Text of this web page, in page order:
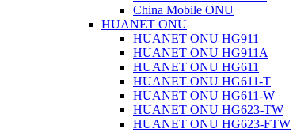
China Mobile ONU
HUANET ONU
HUANET ONU HG911
HUANET ONU HG911A
HUANET ONU HG611
HUANET ONU HG611-T
HUANET ONU HG611-W
HUANET ONU HG623-TW
HUANET ONU HG623-FTW